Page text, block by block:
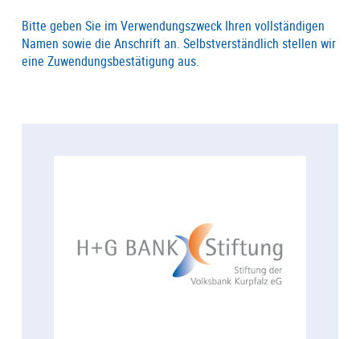
Bitte geben Sie im Verwendungszweck Ihren vollständigen
Namen sowie die Anschrift an. Selbstverständlich stellen wir
eine Zuwendungsbestätigung aus.